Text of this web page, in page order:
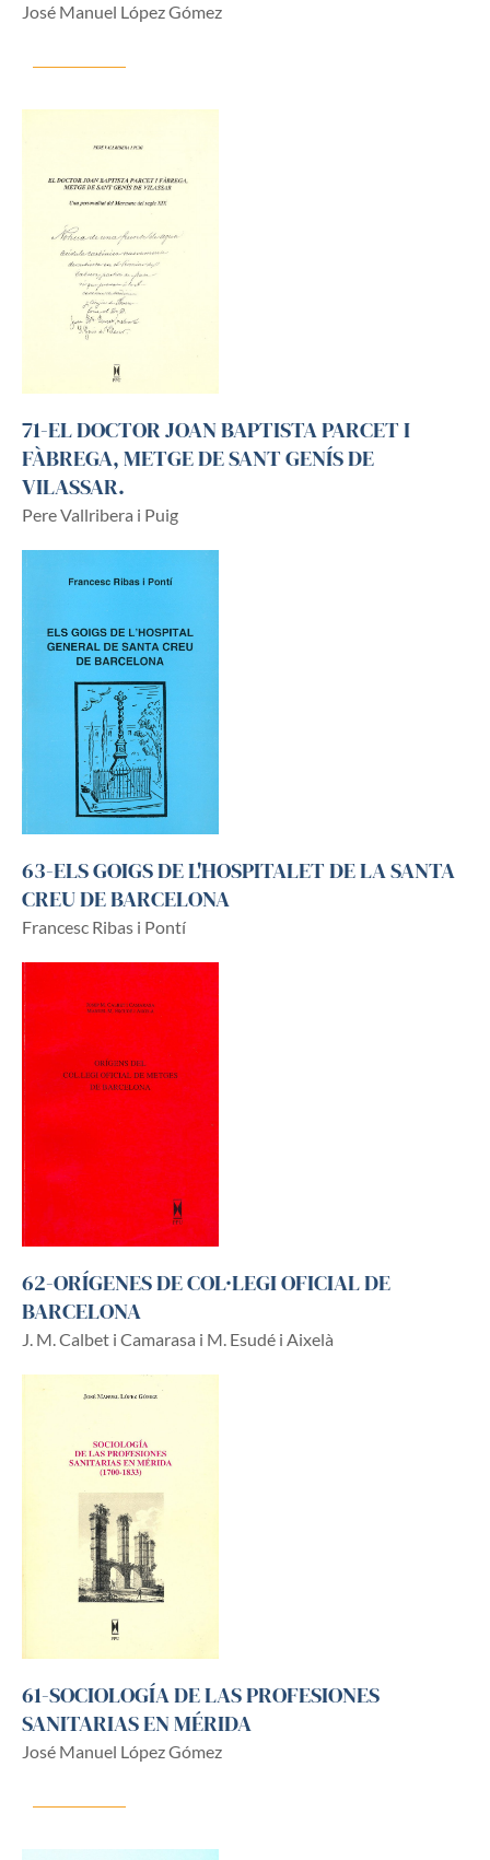
José Manuel López Gómez
71-EL DOCTOR JOAN BAPTISTA PARCET I
FÀBREGA, METGE DE SANT GENÍS DE
VILASSAR.
Pere Vallribera i Puig
63-ELS GOIGS DE L'HOSPITALET DE LA SANTA
CREU DE BARCELONA
Francesc Ribas i Pontí
62-ORÍGENES DE COL·LEGI OFICIAL DE
BARCELONA
J. M. Calbet i Camarasa i M. Esudé i Aixelà
61-SOCIOLOGÍA DE LAS PROFESIONES
SANITARIAS EN MÉRIDA
José Manuel López Gómez